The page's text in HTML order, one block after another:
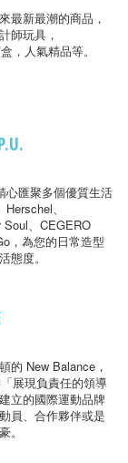
最新最潮的商品，
師玩具，
，人氣精品等。
心匯聚多個優質生活
、
Soul、CEGERO
，為您的日常造型
態度。
的 New Balance，
展現負責任的領導
立的國際運動品牌
員、合作夥伴或是
。